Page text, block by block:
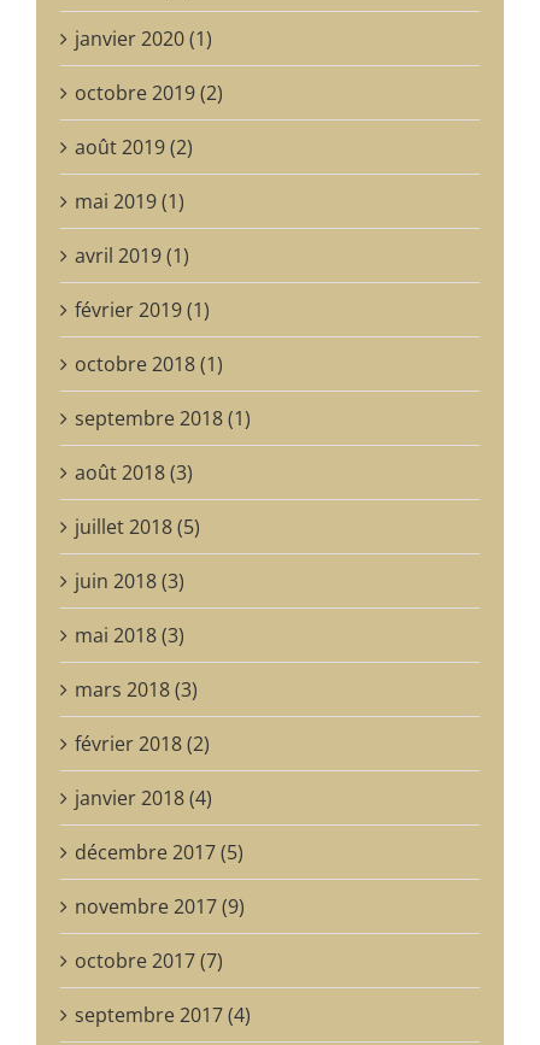
janvier 2020 (1)
octobre 2019 (2)
août 2019 (2)
mai 2019 (1)
avril 2019 (1)
février 2019 (1)
octobre 2018 (1)
septembre 2018 (1)
août 2018 (3)
juillet 2018 (5)
juin 2018 (3)
mai 2018 (3)
mars 2018 (3)
février 2018 (2)
janvier 2018 (4)
décembre 2017 (5)
novembre 2017 (9)
octobre 2017 (7)
septembre 2017 (4)